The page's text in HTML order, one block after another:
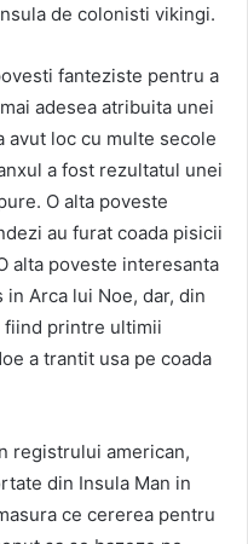
de colonisti vikingi.
fanteziste pentru a
adesea atribuita unei
avut loc cu multe secole
a fost rezultatul unei
O alta poveste
au furat coada pisicii
alta poveste interesanta
in Arca lui Noe, dar, din
fiind printre ultimii
a trantit usa pe coada
registrului american,
din Insula Man in
ce cererea pentru